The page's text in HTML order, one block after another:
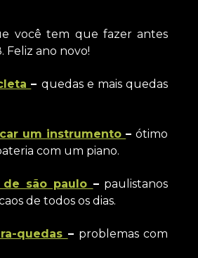
você tem que fazer antes
Feliz ano novo!
– quedas e mais quedas
um instrumento–ótimo
com um piano.
são paulo –paulistanos
de todos os dias.
quedas – problemas com